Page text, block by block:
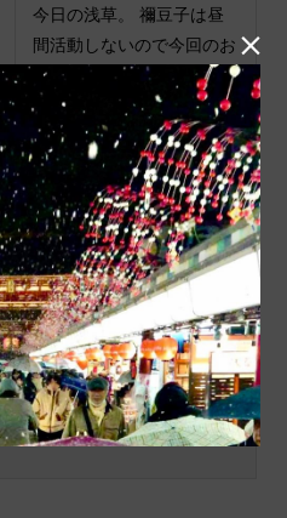
今日の浅草。 禰󠄀豆子は昼
間活動しないので今回のお
練りは欠席でした。 鬼滅...
